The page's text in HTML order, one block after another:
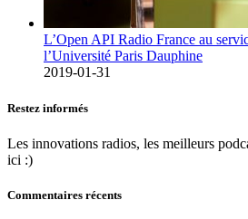
L’Open API Radio France au
l’Université Paris Dauphine
2019-01-31
Restez informés
Les innovations radios, les meilleurs
ici :)
Commentaires récents